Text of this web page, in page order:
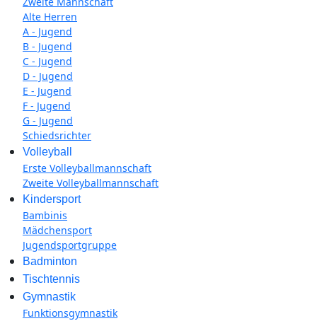
Alte Herren
A - Jugend
B - Jugend
C - Jugend
D - Jugend
E - Jugend
F - Jugend
G - Jugend
Schiedsrichter
Volleyball
Erste Volleyballmannschaft
Zweite Volleyballmannschaft
Kindersport
Bambinis
Mädchensport
Jugendsportgruppe
Badminton
Tischtennis
Gymnastik
Funktionsgymnastik